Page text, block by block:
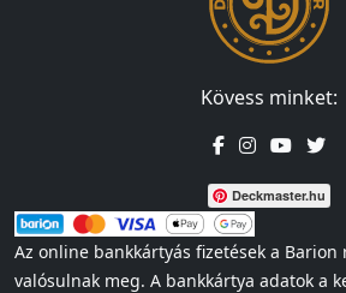
Kövess minket:
Deckmaster.hu
Az online bankkártyás fizetések a
valósulnak meg. A bankkártya adatok a